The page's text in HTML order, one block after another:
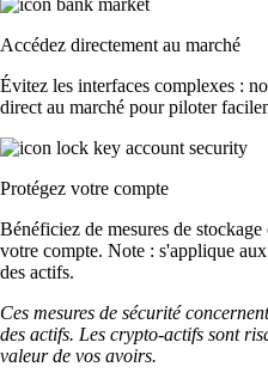
Accédez directement au marché
Évitez les interfaces complexes :
direct au marché pour piloter
Protégez votre compte
Bénéficiez de mesures de
votre compte. Note : s'applique
des actifs.
Ces mesures de sécurité
des actifs. Les crypto-actifs sont
valeur de vos avoirs.